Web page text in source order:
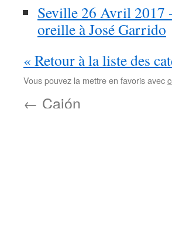
Seville 26 Avril 2017
oreille à José Garrido
« Retour à la liste des
Vous pouvez la mettre en favoris avec
← Cajón